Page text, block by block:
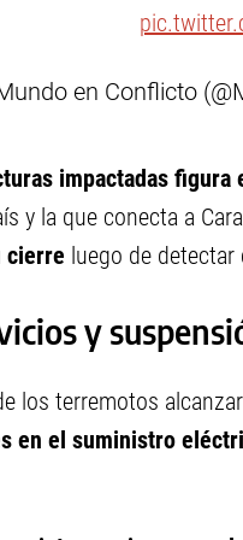
en Conflicto
impactadas
y la que conecta a
cierre luego de
y
los terremotos
en el suministro